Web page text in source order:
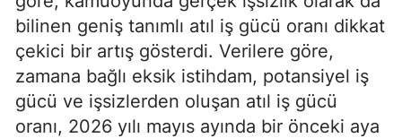
bilinen geniş tanımlı atıl iş gücü oranı dikkat
çekici bir artış gösterdi. Verilere göre,
zamana bağlı eksik istihdam, potansiyel iş
gücü ve işsizlerden oluşan atıl iş gücü
oranı, 2026 yılı mayıs ayında bir önceki aya